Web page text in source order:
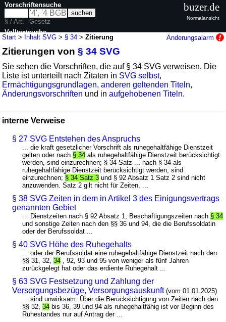
Start > Inhalt SVG > § 34 >Zitierung Änderungsalarm
Zitierungen von§ 34 SVG
Sie sehen die Vorschriften, die auf § 34 SVG verweisen. Die
Liste ist unterteilt nach Zitaten in SVG selbst,
Ermächtigungsgrundlagen,anderen geltenden Titeln,
Änderungsvorschriften und inaufgehobenen Titeln.
interne Verweise
§ 27 SVG Entstehen des Anspruchs
... die kraft gesetzlicher Vorschrift als ruhegehaltfähige Dienstzeit
gelten oder nach § 34 als ruhegehaltfähige Dienstzeit berücksichtigt
werden, sind einzurechnen; § 34 Satz ... nach § 34 als
ruhegehaltfähige Dienstzeit berücksichtigt werden, sind
einzurechnen; § 34 Satz 3 und § 92 Absatz 1 Satz 2 sind nicht
anzuwenden. Satz 2 gilt nicht für Zeiten, ...
§ 38 SVG Zeiten in dem in Artikel 3 des Einigungsvertrags
genannten Gebiet
... Dienstzeiten nach § 92 Absatz 1, Beschäftigungszeiten nach § 34
und sonstige Zeiten nach den §§ 36 und 94, die die Berufssoldatin
oder der Berufssoldat ...
§ 40 SVG Höhe des Ruhegehalts
... oder der Berufssoldat eine ruhegehaltfähige Dienstzeit nach den
§§ 31, 32,34 , 92, 93 und 95 von weniger als fünf Jahren
zurückgelegt hat oder das erdiente Ruhegehalt ...
§ 63 SVG Festsetzung und Zahlung der
Versorgungsbezüge, Versorgungsauskunft (vom 01.01.2025)
... sind unwirksam. Über die Berücksichtigung von Zeiten nach den
§§ 32,34 bis 36, 39 und 94 als ruhegehaltfähig ist vor Beginn des
Ruhestandes nur auf Antrag der ...
Vorschriftensuche
§ / Art.
Gesetz
Volltextsuche
nur in SVG
buzer.de
Normalansicht